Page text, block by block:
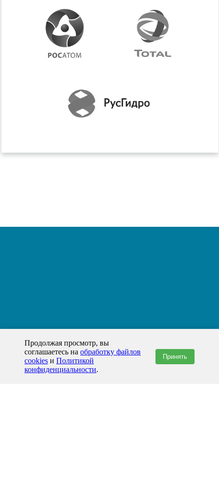
Продолжая просмотр, вы
соглашаетесь на обработку файлов
cookies и Политикой
конфиденциальности.
Принять